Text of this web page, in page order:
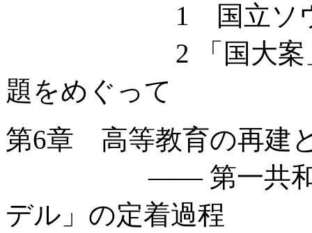
1 国立ソウル
2 「国大案」紛
題をめぐって
第6章 高等教育の再建
—— 第一共和国に
デル」の定着過程